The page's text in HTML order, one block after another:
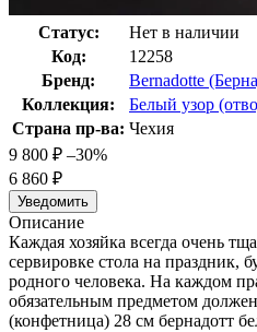
Статус:
Нет в наличии
Код:
12258
Бренд:
Bernadotte
Коллекция:
Белый узор
Страна пр-ва: Чехия
9 800 ₽ –30%
6 860 ₽
Уведомить
Описание
Каждая хозяйка всегда очень
сервировке стола на праздник,
родного человека. На каждом
обязательным предметом
(конфетница) 28 см бернадотт